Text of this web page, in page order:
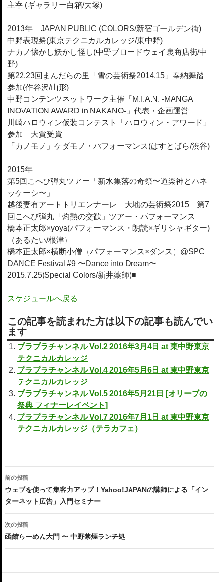
主宰 (ギャラリー白箱/大塚)
2013年 JAPAN PUBLIC (COLORS/新宿ゴールデン街)
中野表現祭(東京テクニカルカレッジ/東中野)
ナカノ懐かし妖かし怪し(中野ブロードウェイ裏商店街/中
野)
第22.23回まんだらの里「雪の芸術祭2014.15」奉納舞踏
参加(作谷沢/山形)
中野コンテンツネットワーク主催「M.I.A.N. -MANGA
INOVATION AWARD in NAKANO-」代表・企画運営
川崎ハロウィン仮装コンテスト「ハロウィン・アワード」
参加 大賞受賞
「カノモノ」ケダモノ・パフォーマンス(はすとばら/渋谷)
2015年
第5回こへび弾丸ツアー「新水集落の奇祭〜道楽神とハネ
ッケーシ〜」
越後妻有アートトリエンナーレ 大地の芸術祭2015 第7
回こへび弾丸「灼熱の交歓」ツアー・パフォーマンス
橋本正太郎×yoya(パフォーマンス・朗読×ギリシャギター)
（あるたい/根津）
橋本正太郎×横断小僧（パフォーマンス×ダンス）@SPC
DANCE Festival #9 〜Dance into Dream〜
2015.7.25(Special Colors/新井薬師)■
スケジュールへ戻る
この記事を読まれた方は以下の記事も読んでい
ます
プラプラチャンネル Vol.2 2016年3月4日 at 東中野東京
テクニカルカレッジ
プラプラチャンネル Vol.4 2016年5月6日 at 東中野東京
テクニカルカレッジ
プラプラチャンネル Vol.5 2016年5月21日 [オリーブの
祭典 フィナーレイベント]
プラプラチャンネル Vol.7 2016年7月1日 at 東中野東京
テクニカルカレッジ（テラカフェ）
投
稿
ナ
ビ
ゲ
シ
前の投稿
ウェブを使って集客力アップ！Yahoo!JAPANの講師による「イン
ターネット広告」入門セミナー
次の投稿
函館らーめん大門 〜 中野禁煙ランチ処